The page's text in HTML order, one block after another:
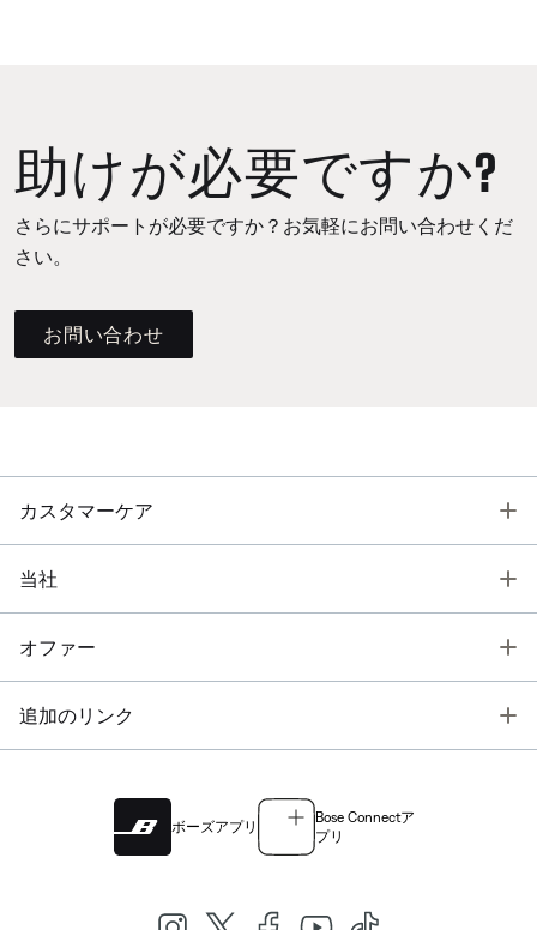
助けが必要ですか?
さらにサポートが必要ですか？お気軽にお問い合わせくだ
さい。
お問い合わせ
カスタマーケア
当社
オファー
追加のリンク
ボーズアプリ
Bose Connectア
プリ